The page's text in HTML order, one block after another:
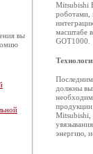
вы
Mitsubishi
роботами,
масштабе
GOT1000.
Последним
должны
Mitsubishi,
энергию,